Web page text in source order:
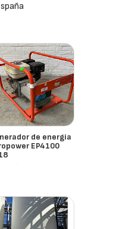
de energía
EP4100